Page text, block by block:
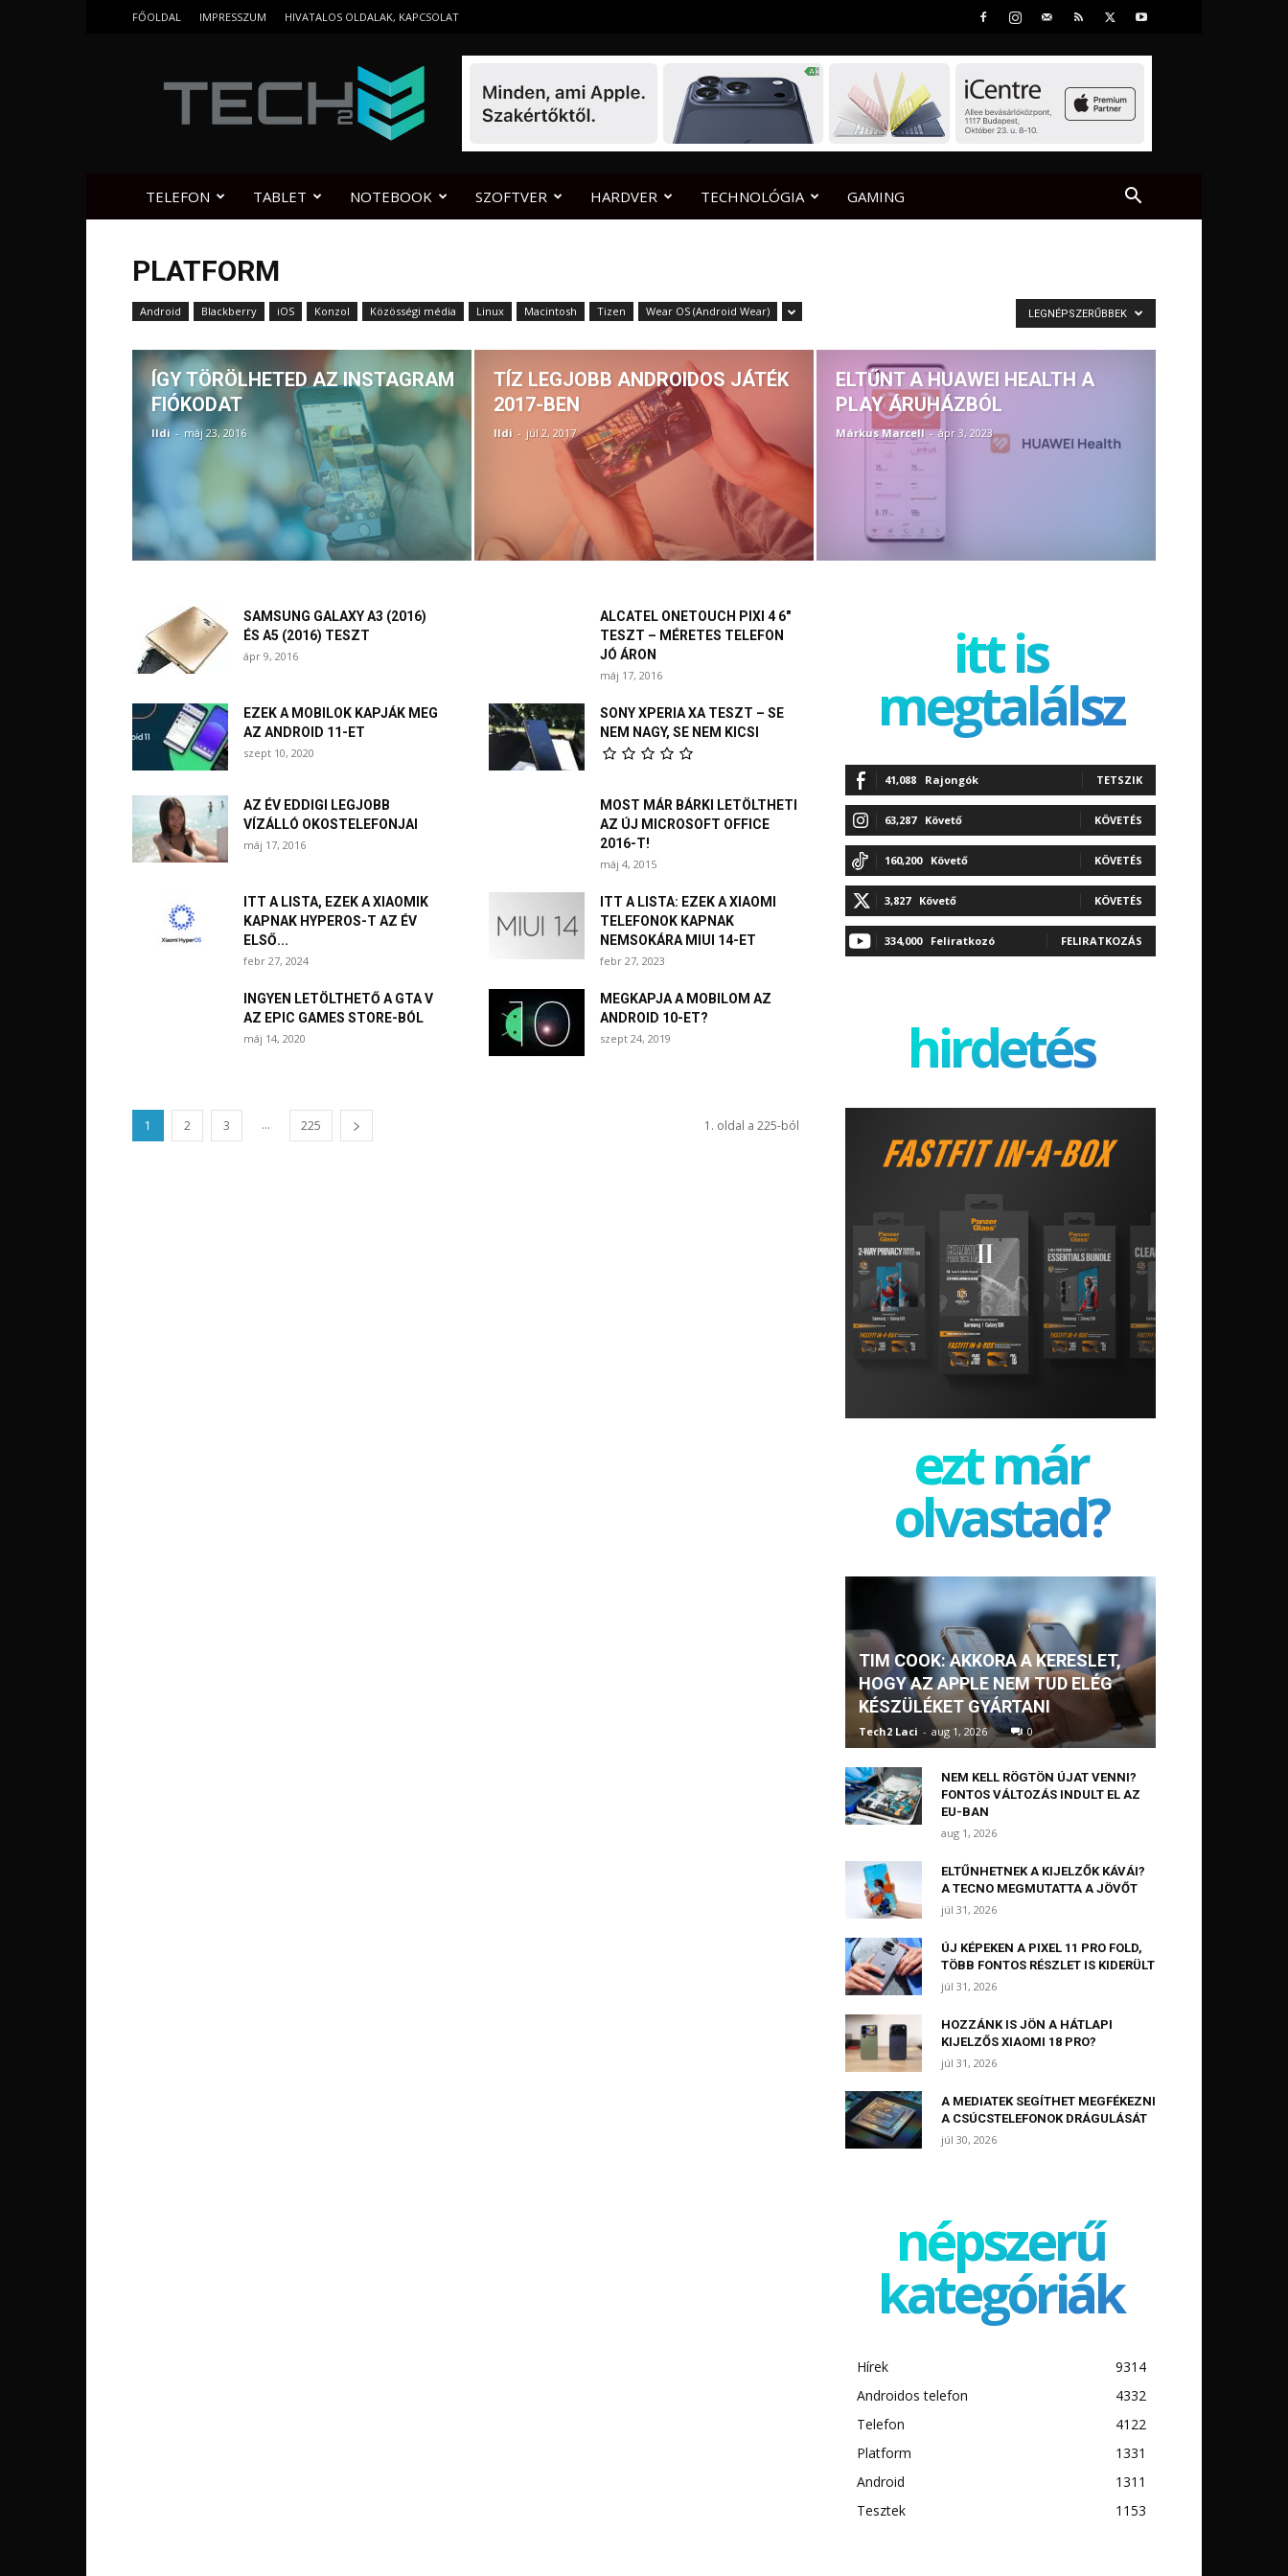
FŐOLDAL IMPRESSZUM HIVATALOS OLDALAK, KAPCSOLAT
TELEFON TABLET NOTEBOOK SZOFTVER HARDVER TECHNOLÓGIA GAMING
PLATFORM
Android Blackberry iOS Konzol Közösségi média Linux Macintosh Tizen Wear OS (Android Wear) LEGNÉPSZERŰBBEK
ÍGY TÖRÖLHETED AZ INSTAGRAM
FIÓKODAT
Ildi - máj 23, 2016
TÍZ LEGJOBB ANDROIDOS JÁTÉK
2017-BEN
Ildi - júl 2, 2017
ELTŰNT A HUAWEI HEALTH A
PLAY ÁRUHÁZBÓL
Márkus Marcell - ápr 3, 2023
SAMSUNG GALAXY A3 (2016)
ÉS A5 (2016) TESZT
ápr 9, 2016
ALCATEL ONETOUCH PIXI 4 6″
TESZT – MÉRETES TELEFON
JÓ ÁRON
máj 17, 2016
EZEK A MOBILOK KAPJÁK MEG
AZ ANDROID 11-ET
szept 10, 2020
SONY XPERIA XA TESZT – SE
NEM NAGY, SE NEM KICSI
AZ ÉV EDDIGI LEGJOBB
VÍZÁLLÓ OKOSTELEFONJAI
máj 17, 2016
MOST MÁR BÁRKI LETÖLTHETI
AZ ÚJ MICROSOFT OFFICE
2016-T!
máj 4, 2015
ITT A LISTA, EZEK A XIAOMIK
KAPNAK HYPEROS-T AZ ÉV
ELSŐ...
febr 27, 2024
ITT A LISTA: EZEK A XIAOMI
TELEFONOK KAPNAK
NEMSOKÁRA MIUI 14-ET
febr 27, 2023
INGYEN LETÖLTHETŐ A GTA V
AZ EPIC GAMES STORE-BÓL
máj 14, 2020
MEGKAPJA A MOBILOM AZ
ANDROID 10-ET?
szept 24, 2019
1 2 3 ... 225 1. oldal a 225-ból
itt is
megtalálsz
41,088 Rajongók TETSZIK
63,287 Követő KÖVETÉS
160,200 Követő KÖVETÉS
3,827 Követő KÖVETÉS
334,000 Feliratkozó FELIRATKOZÁS
hirdetés
ezt már
olvastad?
TIM COOK: AKKORA A KERESLET,
HOGY AZ APPLE NEM TUD ELÉG
KÉSZÜLÉKET GYÁRTANI
Tech2 Laci - aug 1, 2026 0
NEM KELL RÖGTÖN ÚJAT VENNI?
FONTOS VÁLTOZÁS INDULT EL AZ
EU-BAN
aug 1, 2026
ELTŰNHETNEK A KIJELZŐK KÁVÁI?
A TECNO MEGMUTATTA A JÖVŐT
júl 31, 2026
ÚJ KÉPEKEN A PIXEL 11 PRO FOLD,
TÖBB FONTOS RÉSZLET IS KIDERÜLT
júl 31, 2026
HOZZÁNK IS JÖN A HÁTLAPI
KIJELZŐS XIAOMI 18 PRO?
júl 31, 2026
A MEDIATEK SEGÍTHET MEGFÉKEZNI
A CSÚCSTELEFONOK DRÁGULÁSÁT
júl 30, 2026
népszerű
kategóriák
Hírek
9314
Androidos telefon
4332
Telefon
4122
Platform
1331
Android
1311
Tesztek
1153